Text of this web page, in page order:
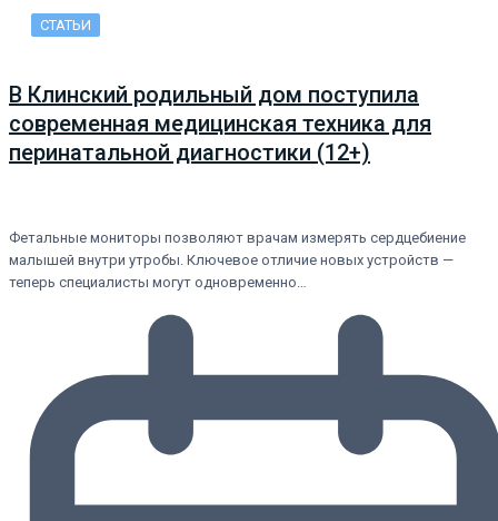
СТАТЬИ
В Клинский родильный дом поступила
современная медицинская техника для
перинатальной диагностики (12+)
Фетальные мониторы позволяют врачам измерять сердцебиение
малышей внутри утробы. Ключевое отличие новых устройств —
теперь специалисты могут одновременно…